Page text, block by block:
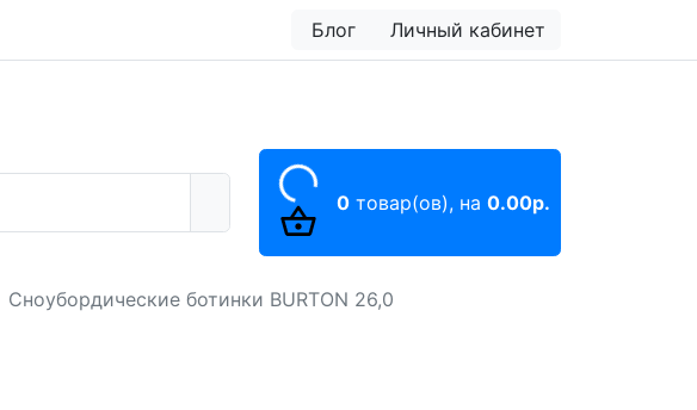
Блог Личный кабинет
0 товар(ов), на 0.00р.
Сноубордические ботинки BURTON 26,0